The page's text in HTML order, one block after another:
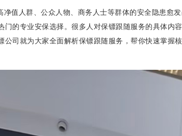
人群、公众人物、商务人士等群体的安全隐患愈发
的专业安保选择。很多人对保镖跟随服务的具体内
司就为大家全面解析保镖跟随服务，帮你快速掌握